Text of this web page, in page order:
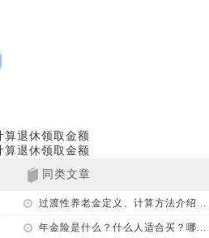
退休领取金额
退休领取金额
同类文章
过渡性养老金定义、计算方法介绍...
年金险是什么？什么人适合买？哪...